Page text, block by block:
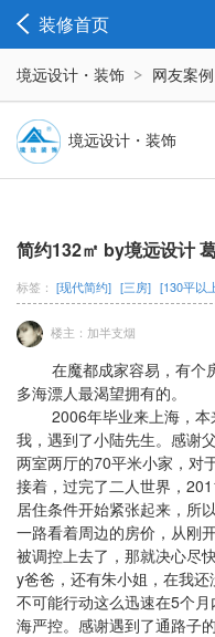
装修首页
境远设计・装饰 网友案例
境远设计・装饰
简约132㎡ by境远设计
标签： [现代简约] [三房] [130平以
楼主：加半支烟
在魔都成家容易，有个
多海漂人最渴望拥有的。
2006年毕业来上海，本
我，遇到了小陆先生。感谢
两室两厅的70平米小家，对
接着，过完了二人世界，
居住条件开始紧张起来，所
一路看着周边的房价，从刚
被调控上去了，那就决心尽
y爸爸，还有朱小姐，在我
不可能行动这么迅速在5个
海严控。感谢遇到了通路子